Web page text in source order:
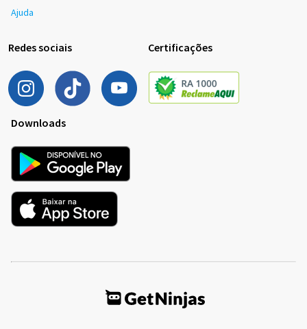
Ajuda
Redes sociais Certificações
Downloads